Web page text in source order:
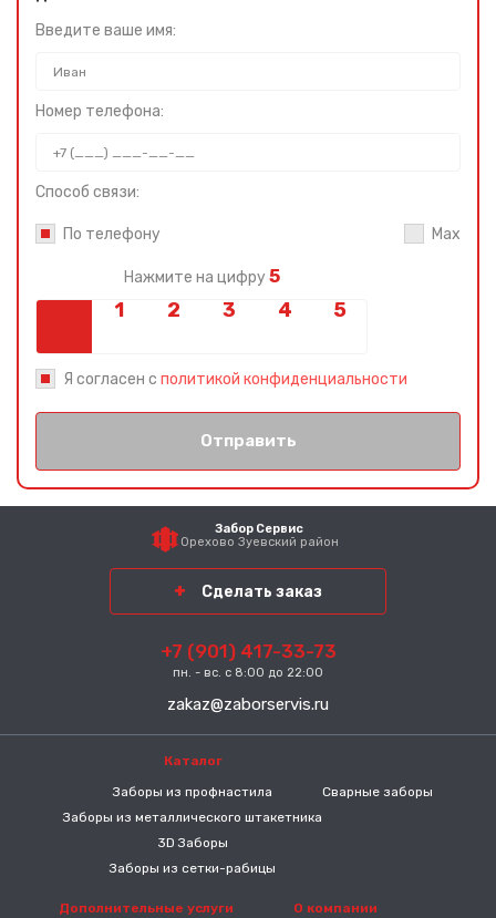
Введите ваше имя:
Номер телефона:
Способ связи:
По телефону Max
Нажмите на цифру 5
Я согласен с политикой конфиденциальности
Отправить
Забор Сервис
Орехово Зуевский район
Сделать заказ
+7 (901) 417-33-73
пн. - вс. с 8:00 до 22:00
zakaz@zaborservis.ru
Каталог
Заборы из профнастила
Заборы из металлического штакетника
3D Заборы
Заборы из сетки-рабицы
Сварные заборы
Дополнительные услуги
О компании